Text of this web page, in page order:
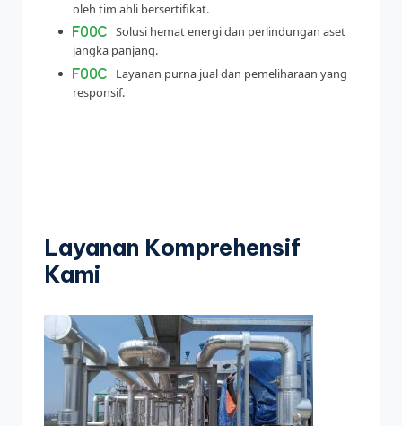
oleh tim ahli bersertifikat.
Solusi hemat energi dan perlindungan aset
jangka panjang.
Layanan purna jual dan pemeliharaan yang
responsif.
Layanan Komprehensif
Kami